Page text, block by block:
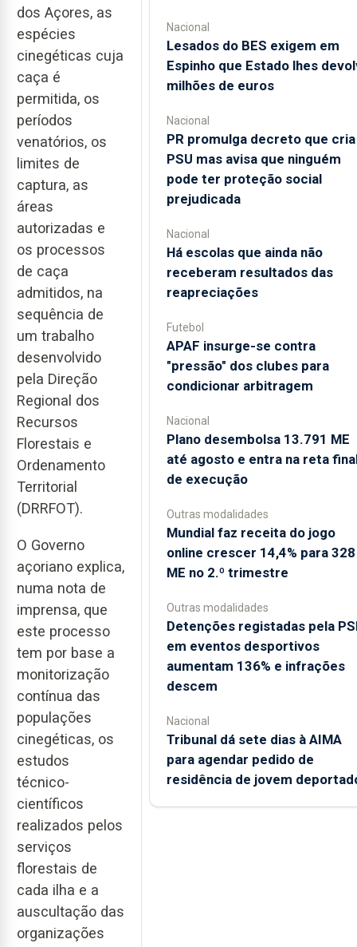
dos Açores, as
espécies
cinegéticas cuja
caça é
permitida, os
períodos
venatórios, os
limites de
captura, as
áreas
autorizadas e
os processos
de caça
admitidos, na
sequência de
um trabalho
desenvolvido
pela Direção
Regional dos
Recursos
Florestais e
Ordenamento
Territorial
(DRRFOT).
O Governo
açoriano explica,
numa nota de
imprensa, que
este processo
tem por base a
monitorização
contínua das
populações
cinegéticas, os
estudos
técnico-
científicos
realizados pelos
serviços
florestais de
cada ilha e a
auscultação das
organizações
Nacional
Lesados do BES exigem em
Espinho que Estado lhes
milhões de euros
Nacional
PR promulga decreto que cria
PSU mas avisa que ninguém
pode ter proteção social
prejudicada
Nacional
Há escolas que ainda não
receberam resultados das
reapreciações
Futebol
APAF insurge-se contra
"pressão" dos clubes para
condicionar arbitragem
Nacional
Plano desembolsa 13.791 ME
até agosto e entra na reta
de execução
Outras modalidades
Mundial faz receita do jogo
online crescer 14,4% para 328
ME no 2.º trimestre
Outras modalidades
Detenções registadas pela
em eventos desportivos
aumentam 136% e infrações
descem
Nacional
Tribunal dá sete dias à AIMA
para agendar pedido de
residência de jovem